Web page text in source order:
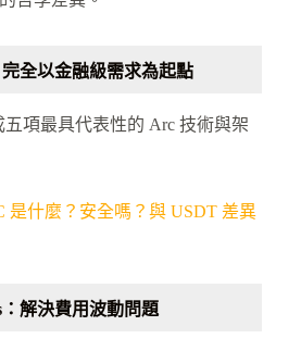
全以金融級需求為起點
項最具代表性的 Arc 技術與架
是什麼？安全嗎？與 USDT 差異
解決費用波動問題